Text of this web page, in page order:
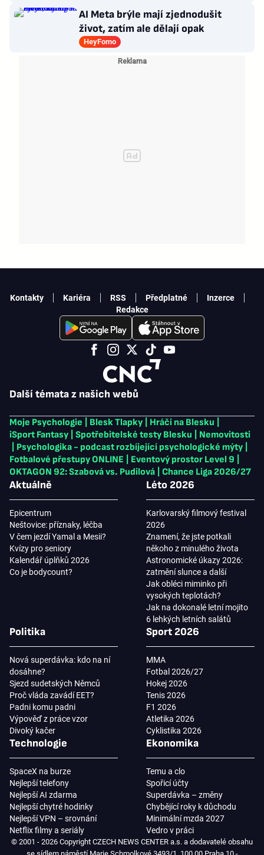
AI Meta brýle mají zjednodušit
život, zatím ale dělají opak
HeyFomo
Další témata z našich webů
Moje Psychologie Blesk Tlapky Hráči na Blesku
iSport Fantasy
Spotřebitelské testy Blesku
Nemovitosti
Psychologika - podcast rozbíjející psychologické mýty
Fotbalové přestupy ONLINE
Eventový prostor Level 9
OKTAGON 92: Szabová vs. Pudilová
Chance Liga 2026/27
Aktuálně
Epicentrum
Neštovice: příznaky, léčba
V čem jezdí Yamal a Mesii?
Kvízy pro seniory
Kalendář úplňků 2026
Co je bodycount?
Léto 2026
Karlovarský filmový festival
2026
Znamení, že jste potkali
někoho z minulého života
Astronomické úkazy 2026:
zatmění slunce a další
Jak obléci miminko při
vysokých teplotách?
Jak na dokonalé letní mojito
6 lehkých letních salátů
Politika
Nová superdávka: kdo na ní
dosáhne?
Sjezd sudetských Němců
Proč vláda zavádí EET?
Padni komu padni
Výpověď z práce vzor
Divoký kačer
Sport 2026
MMA
Fotbal 2026/27
Hokej 2026
Tenis 2026
F1 2026
Atletika 2026
Cyklistika 2026
Technologie
SpaceX na burze
Nejlepší telefony
Nejlepší AI zdarma
Nejlepší chytré hodinky
Nejlepší VPN – srovnání
Netflix filmy a seriály
Ekonomika
Temu a clo
Spořicí účty
Superdávka – změny
Chybějící roky k důchodu
Minimální mzda 2027
Vedro v práci
Kontakty Kariéra RSS Předplatné
Inzerce
Redakce
© 2001 - 2026 Copyright CZECH NEWS CENTER a.s. a dodavatelé obsahu